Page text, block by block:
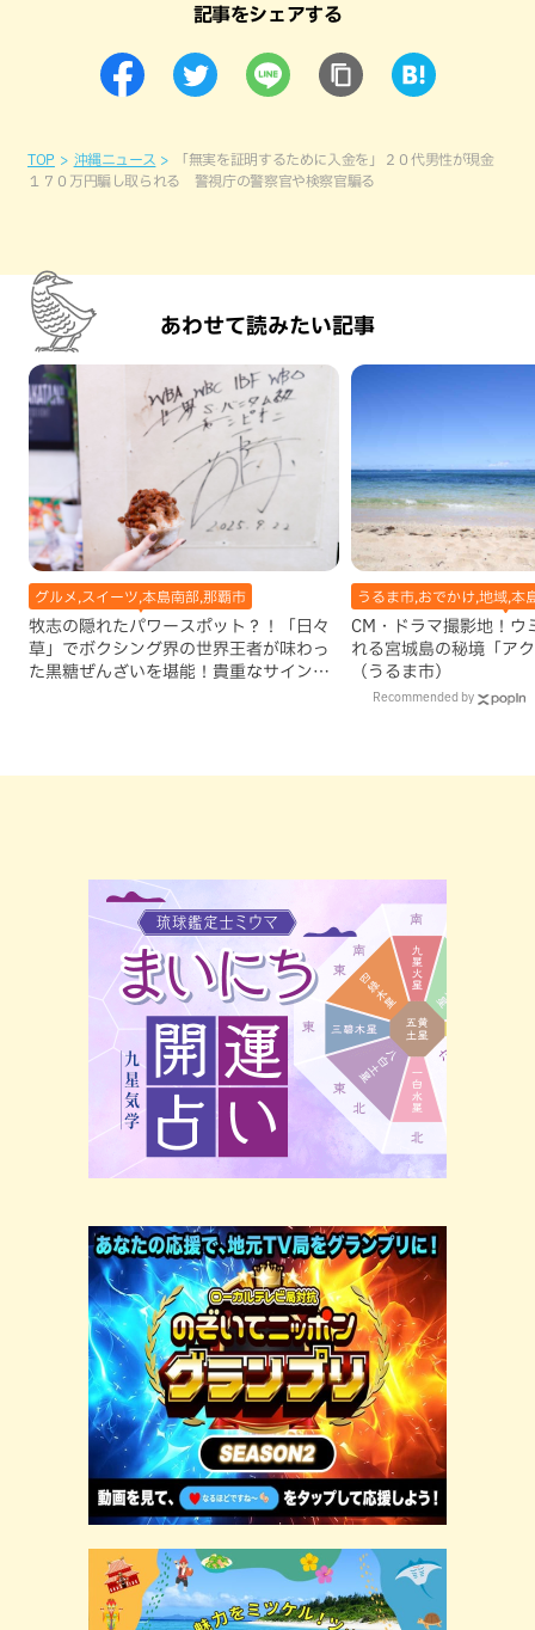
記事をシェアする
TOP 沖縄ニュース
「無実を証明するために入金を」２０代男性が現金
１７０万円騙し取られる 警視庁の警察官や検察官騙る
あわせて読みたい記事
グルメ,スイーツ,本島南部,那覇市
牧志の隠れたパワースポット？！「日々
草」でボクシング界の世界王者が味わっ
た黒糖ぜんざいを堪能！貴重なサインと
うるま市,おでかけ,地域,本
CM・ドラマ撮影地！ウ
れる宮城島の秘境「ア
（うるま市）
Recommended by